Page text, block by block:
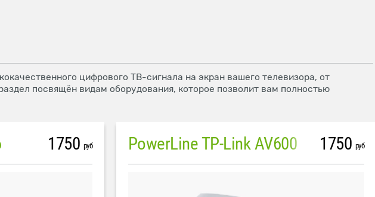
цифрового ТВ-сигнала на экран вашего телевизора, от
посвящён видам оборудования, которое позволит вам полностью
1750 руб PowerLine TP-Link AV600 1750 руб